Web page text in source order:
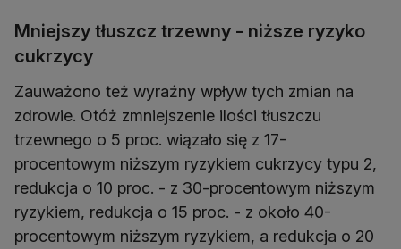
Mniejszy tłuszcz trzewny - niższe ryzyko
cukrzycy
Zauważono też wyraźny wpływ tych zmian na
zdrowie. Otóż zmniejszenie ilości tłuszczu
trzewnego o 5 proc. wiązało się z 17-
procentowym niższym ryzykiem cukrzycy typu 2,
redukcja o 10 proc. - z 30-procentowym niższym
ryzykiem, redukcja o 15 proc. - z około 40-
procentowym niższym ryzykiem, a redukcja o 20